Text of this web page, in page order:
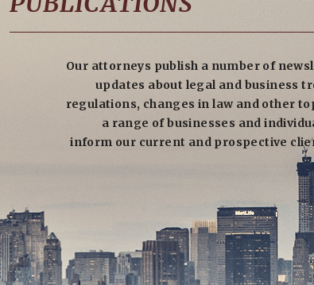
Our attorneys publish a number of
updates about legal and business
regulations, changes in law and other
a range of businesses and
inform our current and prospective